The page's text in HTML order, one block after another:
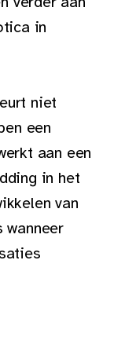
in
niet
een
aan een
in het
van
wanneer